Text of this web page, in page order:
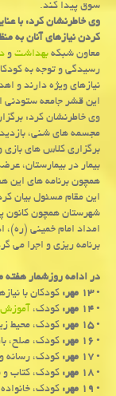
سوق پیدا كند.
وی خاطرنشان كرد: با
كردن نیازهای آنان به
معاون شبكهبهداشتو
رسیدگی و توجه به
نیازهای ویژه دارند و
این قشر جامعه ستودنی
وی خاطرنشان كرد:
مجسمه های شنی،
برگزاری كلاس های بازی
بیمار در بیمارستان،
همچون برنامه های این
این مقام مسئول بیان
شهرستان همچون كانون
امداد امام خمینی (ره)،
برنامه ریزی و اجرا می
در ادامه روزشمار
•۱۳ مهر:
كودكان با
•۱۴ مهر: كودك،آموزش
•۱۵ مهر:
كودك، محیط
•۱۶ مهر:
كودك، صلح،
•۱۷ مهر:
كودك، رسانه و
•۱۸ مهر:
كودك، كتاب و
•۱۹ مهر:
كودك،